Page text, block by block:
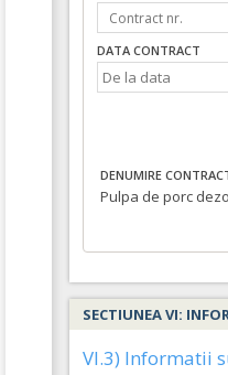
DATA CONTRACT
DENUMIRE
Pulpa de porc
SECTIUNEA VI:
VI.3) Informatii